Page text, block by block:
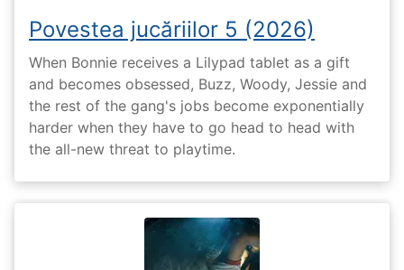
Povestea jucăriilor 5 (2026)
When Bonnie receives a Lilypad tablet as a gift
and becomes obsessed, Buzz, Woody, Jessie and
the rest of the gang's jobs become exponentially
harder when they have to go head to head with
the all-new threat to playtime.